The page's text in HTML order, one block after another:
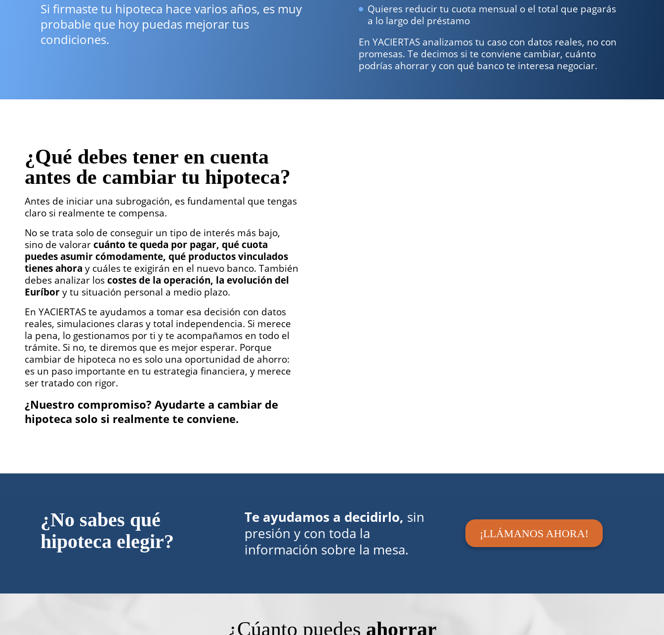
Si firmaste tu hipoteca hace varios años, es muy
probable que hoy puedas mejorar tus
condiciones.
Quieres reducir tu cuota mensual o el total que pagarás
a lo largo del préstamo
En YACIERTAS analizamos tu caso con datos reales, no con
promesas. Te decimos si te conviene cambiar, cuánto
podrías ahorrar y con qué banco te interesa negociar.
¿Qué debes tener en cuenta
antes de cambiar tu hipoteca?
Antes de iniciar una subrogación, es fundamental que tengas
claro si realmente te compensa.
No se trata solo de conseguir un tipo de interés más bajo,
sino de valorarcuánto te queda por pagar, qué cuota
puedes asumir cómodamente, qué productos vinculados
tienes ahora y cuáles te exigirán en el nuevo banco. También
debes analizar loscostes de la operación, la evolución del
Euríbory tu situación personal a medio plazo.
En YACIERTAS te ayudamos a tomar esa decisión con datos
reales, simulaciones claras y total independencia. Si merece
la pena, lo gestionamos por ti y te acompañamos en todo el
trámite. Si no, te diremos que es mejor esperar. Porque
cambiar de hipoteca no es solo una oportunidad de ahorro:
es un paso importante en tu estrategia financiera, y merece
ser tratado con rigor.
¿Nuestro compromiso? Ayudarte a cambiar de
hipoteca solo si realmente te conviene.
¿No sabes qué
hipoteca elegir?
Te ayudamos a decidirlo, sin
presión y con toda la
información sobre la mesa.
¡LLÁMANOS AHORA!
¿Cúanto puedes ahorrar